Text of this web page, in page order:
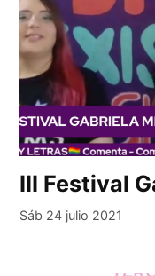
III Festival
Sáb 24 julio 2021